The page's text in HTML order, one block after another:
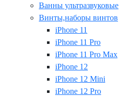
Ванны ультразвуковые
Винты,наборы винтов
iPhone 11
iPhone 11 Pro
iPhone 11 Pro Max
iPhone 12
iPhone 12 Mini
iPhone 12 Pro